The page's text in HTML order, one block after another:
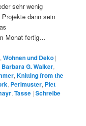
sehr wenig
dann sein
Monat fertig…
,Wohnen und Deko |
Barbara G. Walker,
,Knitting from the
, Perlmuster, Piet
,Tasse |Schreibe